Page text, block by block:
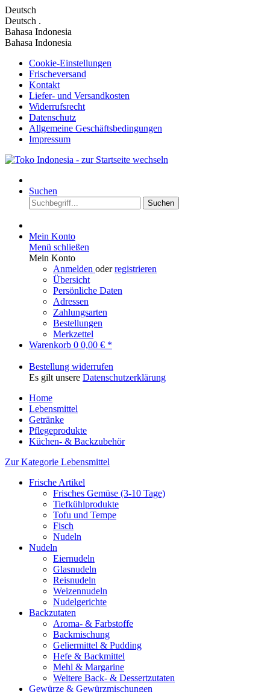
Deutsch
Deutsch .
Bahasa Indonesia
Bahasa Indonesia
Cookie-Einstellungen
Frischeversand
Kontakt
Liefer- und Versandkosten
Widerrufsrecht
Datenschutz
Allgemeine Geschäftsbedingungen
Impressum
Suchen
Suchen
Mein Konto
Menü schließen
Mein Konto
Anmelden oderregistrieren
Übersicht
Persönliche Daten
Adressen
Zahlungsarten
Bestellungen
Merkzettel
Warenkorb 0 0,00 € *
Bestellung widerrufen
Es gilt unsere Datenschutzerklärung
Home
Lebensmittel
Getränke
Pflegeprodukte
Küchen- & Backzubehör
Zur Kategorie Lebensmittel
Frische Artikel
Frisches Gemüse (3-10 Tage)
Tiefkühlprodukte
Tofu und Tempe
Fisch
Nudeln
Nudeln
Eiernudeln
Glasnudeln
Reisnudeln
Weizennudeln
Nudelgerichte
Backzutaten
Aroma- & Farbstoffe
Backmischung
Geliermittel & Pudding
Hefe & Backmittel
Mehl & Margarine
Weitere Back- & Dessertzutaten
Gewürze & Gewürzmischungen